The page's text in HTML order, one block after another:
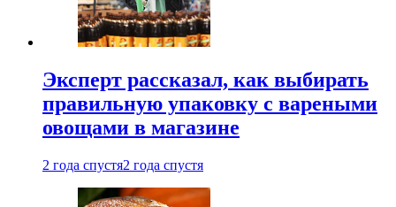
Эксперт рассказал, как выбирать
правильную упаковку с вареными
овощами в магазине
2 года спустя2 года спустя